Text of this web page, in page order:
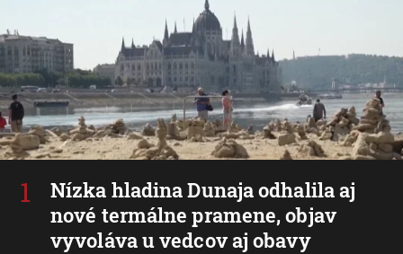
Nízka hladina Dunaja odhalila aj
nové termálne pramene, objav
vyvoláva u vedcov aj obavy